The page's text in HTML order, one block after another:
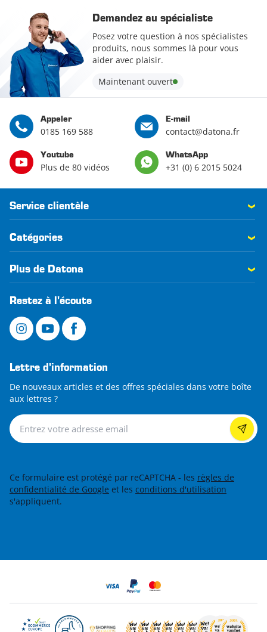
Demandez au spécialiste
Posez votre question à nos spécialistes
produits, nous sommes là pour vous
aider avec plaisir.
Maintenant ouvert
Appeler
0185 169 588
E-mail
contact@datona.fr
Youtube
Plus de 80 vidéos
WhatsApp
+31 (0) 6 2015 5024
Service clientèle
Catégories
Plus de Datona
Restez à l'écoute
Lettre d’information
De nouveaux articles et des offres spéciales dans votre boîte
aux lettres ?
Lettre d’information
Ce formulaire est protégé par reCAPTCHA - les règles de
confidentialité de Google et les conditions d'utilisation
s'appliquent.